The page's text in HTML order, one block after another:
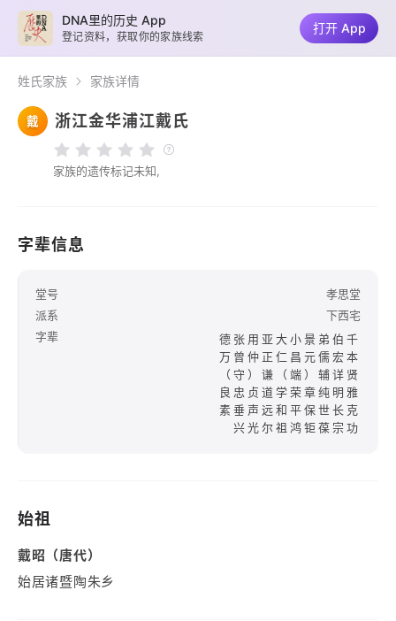
姓氏家族 家族详情
戴 浙江金华浦江戴氏
家族的遗传标记未知,
字辈信息
堂号
孝思堂
派系
下西宅
字辈
德张用亚大小景弟伯千
万曾仲正仁昌元儒宏本
（守）谦（端）辅详贤
良忠贞道学荣章纯明雅
素垂声远和平保世长克
兴光尔祖鸿钜葆宗功
始祖
戴昭（唐代）
始居诸暨陶朱乡
DNA里的历史 App
登记资料，获取你的家族线索
打开 App